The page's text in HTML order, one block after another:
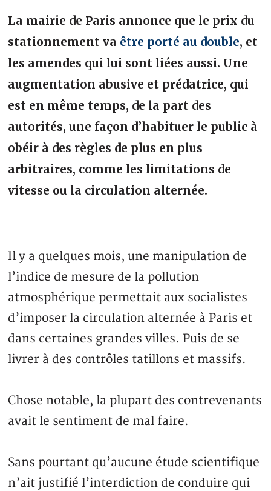
La mairie de Paris annonce que le prix du
stationnement va être porté au double, et
les amendes qui lui sont liées aussi. Une
augmentation abusive et prédatrice, qui
est en même temps, de la part des
autorités, une façon d’habituer le public à
obéir à des règles de plus en plus
arbitraires, comme les limitations de
vitesse ou la circulation alternée.
Il y a quelques mois, une manipulation de
l’indice de mesure de la pollution
atmosphérique permettait aux socialistes
d’imposer la circulation alternée à Paris et
dans certaines grandes villes. Puis de se
livrer à des contrôles tatillons et massifs.
Chose notable, la plupart des contrevenants
avait le sentiment de mal faire.
Sans pourtant qu’aucune étude scientifique
n’ait justifié l’interdiction de conduire qui